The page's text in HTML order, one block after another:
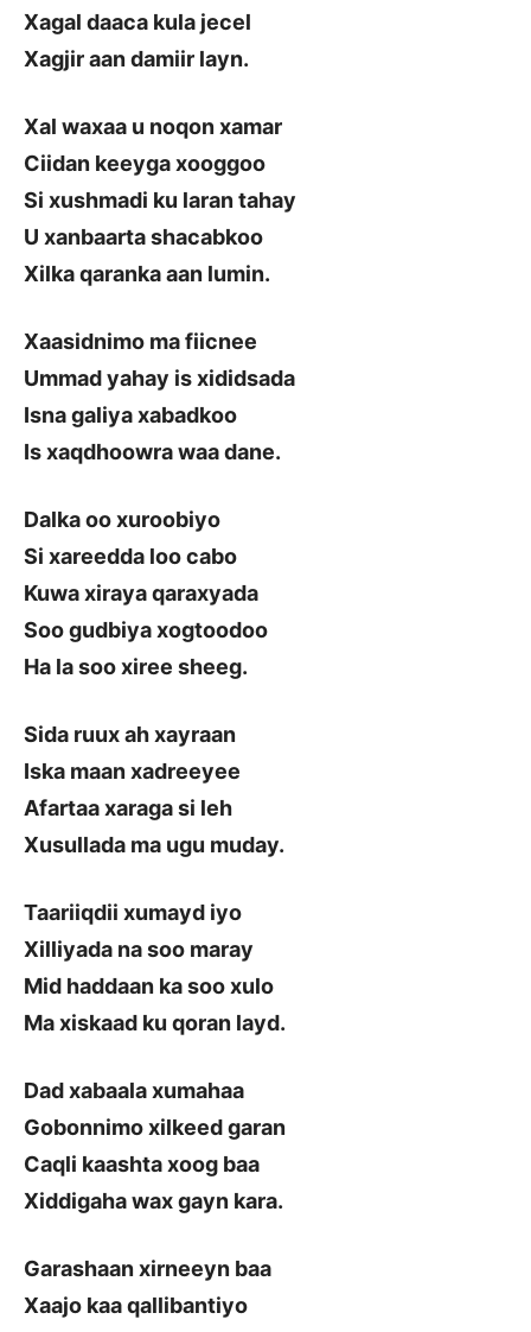
Xagal daaca kula jecel
Xagjir aan damiir layn.
Xal waxaa u noqon xamar
Ciidan keeyga xooggoo
Si xushmadi ku laran tahay
U xanbaarta shacabkoo
Xilka qaranka aan lumin.
Xaasidnimo ma fiicnee
Ummad yahay is xididsada
Isna galiya xabadkoo
Is xaqdhoowra waa dane.
Dalka oo xuroobiyo
Si xareedda loo cabo
Kuwa xiraya qaraxyada
Soo gudbiya xogtoodoo
Ha la soo xiree sheeg.
Sida ruux ah xayraan
Iska maan xadreeyee
Afartaa xaraga si leh
Xusullada ma ugu muday.
Taariiqdii xumayd iyo
Xilliyada na soo maray
Mid haddaan ka soo xulo
Ma xiskaad ku qoran layd.
Dad xabaala xumahaa
Gobonnimo xilkeed garan
Caqli kaashta xoog baa
Xiddigaha wax gayn kara.
Garashaan xirneeyn baa
Xaajo kaa qallibantiyo